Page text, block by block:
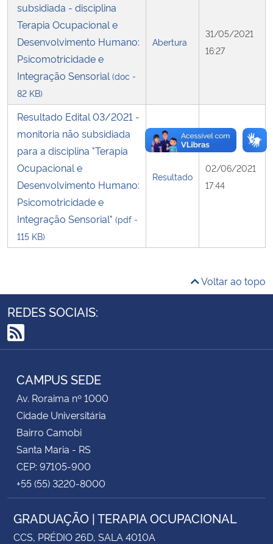
Secretaria-Geral
Secretaria de Governo
Gabinete de Segurança Institucional
Banco Central do Brasil
Planalto
subsidiada - disciplina
Terapia Ocupacional e
Desenvolvimento Humano:
Psicomotricidade e
Integração Sensorial (doc -
82 KB)
Abertura
31/05/2021
16:27
Resultado Edital 03/2021 -
monitoria não subsidiada
para a disciplina "Terapia
Ocupacional e
Desenvolvimento Humano:
Psicomotricidade e
Integração Sensorial" (pdf -
115 KB)
Resultado
02/06/2021
17:44
Voltar ao topo
REDES SOCIAIS:
RSS
CAMPUS SEDE
Av. Roraima nº 1000
Cidade Universitária
Bairro Camobi
Santa Maria - RS
CEP: 97105-900
+55 (55) 3220-8000
GRADUAÇÃO | TERAPIA OCUPACIONAL
CCS, PRÉDIO 26D, SALA 4010A